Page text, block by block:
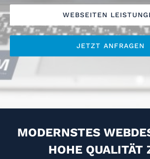
WEBSEITEN
JETZT ANFRAGEN
MODERNSTES
HOHE QUALITÄT